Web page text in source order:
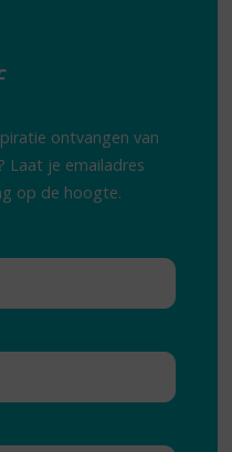
ontvangen van
Laat je emailadres
op de hoogte.